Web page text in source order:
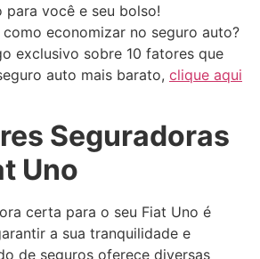
para você e seu bolso!
economizar no seguro auto?
exclusivo sobre 10 fatores que
auto mais barato, clique aqui
Seguradoras
Uno
certa para o seu Fiat Uno é
a sua tranquilidade e
de seguros oferece diversas